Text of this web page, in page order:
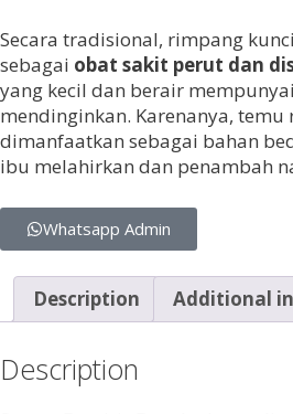
Secara tradisional, rimpang
sebagai obat sakit perut dan
yang kecil dan berair
mendinginkan. Karenanya, temu
dimanfaatkan sebagai bahan
ibu melahirkan dan penambah
Whatsapp Admin
Description Additional
Description